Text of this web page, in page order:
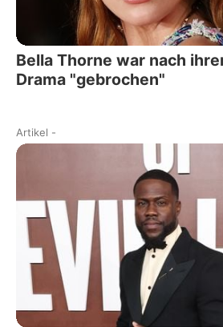
Bella Thorne war nach
Drama "gebrochen"
Artikel -